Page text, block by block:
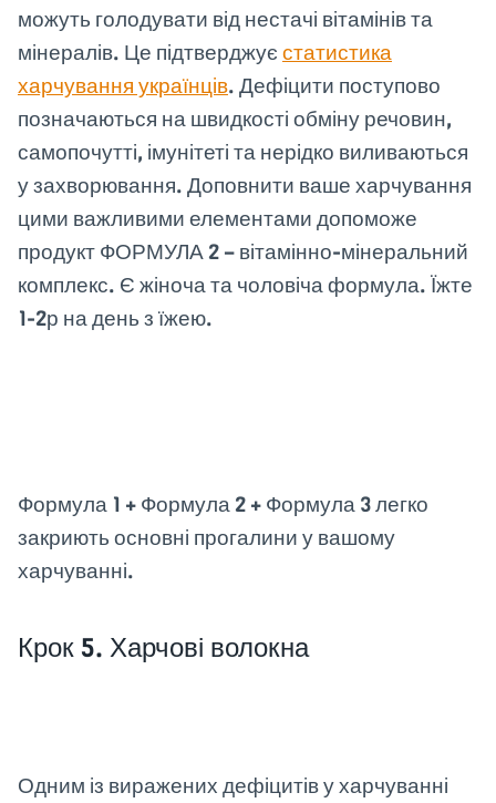
можуть голодувати від нестачі вітамінів та
мінералів. Це підтверджує статистика
харчування українців. Дефіцити поступово
позначаються на швидкості обміну речовин,
самопочутті, імунітеті та нерідко виливаються
у захворювання. Доповнити ваше харчування
цими важливими елементами допоможе
продукт ФОРМУЛА 2 – вітамінно-мінеральний
комплекс. Є жіноча та чоловіча формула. Їжте
1-2р на день з їжею.
Формула 1 + Формула 2 + Формула 3 легко
закриють основні прогалини у вашому
харчуванні.
Крок 5. Харчові волокна
Одним із виражених дефіцитів у харчуванні